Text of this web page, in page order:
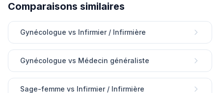
Comparaisons similaires
Gynécologue vs Infirmier / Infirmière
Gynécologue vs Médecin généraliste
Sage-femme vs Infirmier / Infirmière